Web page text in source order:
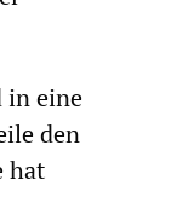
in eine
den
hat